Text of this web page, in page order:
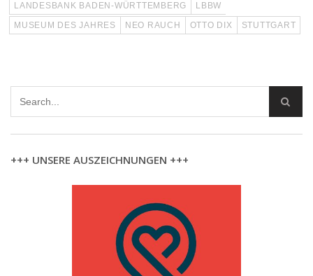
LANDESBANK BADEN-WÜRTTEMBERG
LBBW
MUSEUM DES JAHRES
NEO RAUCH OTTO DIX STUTTGART
+++ UNSERE AUSZEICHNUNGEN +++